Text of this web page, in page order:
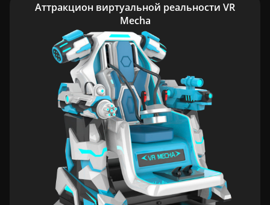
Аттракцион виртуальной реальности VR
Mecha